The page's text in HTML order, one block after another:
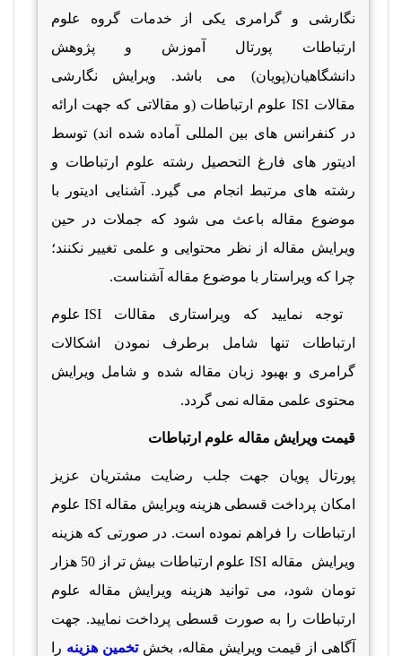
نگارشی و گرامری یکی از خدمات گروه علوم
ارتباطات پورتال آموزش و پژوهش
دانشگاهیان(پویان) می باشد. ویرایش نگارشی
مقالات ISI علوم ارتباطات (و مقالاتی که جهت ارائه
در کنفرانس های بین المللی آماده شده اند) توسط
ادیتور های فارغ التحصیل رشته علوم ارتباطات و
رشته های مرتبط انجام می گیرد. آشنایی ادیتور با
موضوع مقاله باعث می شود که جملات در حین
ویرایش مقاله از نظر محتوایی و علمی تغییر نکنند؛
چرا که ویراستار با موضوع مقاله آشناست.
توجه نمایید که ویراستاری مقالات ISI علوم
ارتباطات تنها شامل برطرف نمودن اشکالات
گرامری و بهبود زبان مقاله شده و شامل ویرایش
محتوی علمی مقاله نمی گردد.
قیمت ویرایش مقاله علوم ارتباطات
پورتال پویان جهت جلب رضایت مشتریان عزیز
امکان پرداخت قسطی هزینه ویرایش مقاله ISI علوم
ارتباطات را فراهم نموده است. در صورتی که هزینه
ویرایش
مقاله ISI
علوم ارتباطات بیش تر از 50 هزار
تومان شود، می توانید هزینه ویرایش مقاله
علوم
ارتباطات را به صورت قسطی پرداخت نمایید. جهت
آگاهی از قیمت ویرایش مقاله، بخشتخمین هزینه را